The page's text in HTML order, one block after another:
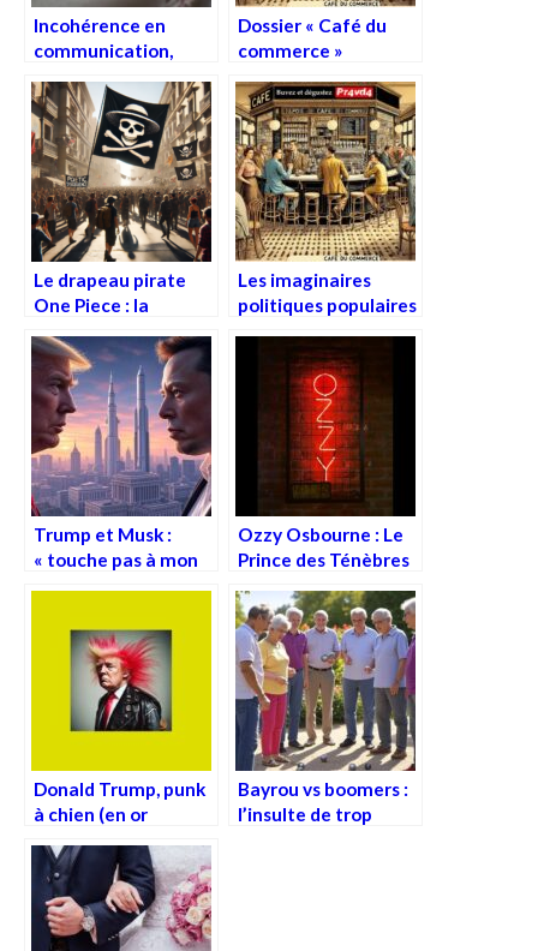
Incohérence en
communication,
incommunication
Dossier « Café du
commerce »
Le drapeau pirate
One Piece : la
paille
Les imaginaires
politiques populaires
propos de « café du
commerce »
Trump et Musk :
« touche pas à mon
Ozzy Osbourne : Le
Prince des Ténèbres
pleure son bouffon
tragique
Donald Trump, punk
à chien (en or
Bayrou vs boomers :
l’insulte de trop